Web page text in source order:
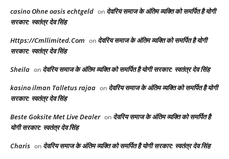
casino Ohne oasis echtgeld on देवरिय समाज के अंतिम व्यक्ति को समर्पित है योगी
सरकार: स्वतंत्र देव सिंह
Https://Cmllimited.Com on देवरिय समाज के अंतिम व्यक्ति को समर्पित है योगी
सरकार: स्वतंत्र देव सिंह
Sheila on देवरिय समाज के अंतिम व्यक्ति को समर्पित है योगी सरकार: स्वतंत्र देव सिंह
kasino ilman Talletus rajaa on देवरिय समाज के अंतिम व्यक्ति को समर्पित है योगी
सरकार: स्वतंत्र देव सिंह
Beste Goksite Met Live Dealer on देवरिय समाज के अंतिम व्यक्ति को समर्पित है
योगी सरकार: स्वतंत्र देव सिंह
Charis on देवरिय समाज के अंतिम व्यक्ति को समर्पित है योगी सरकार: स्वतंत्र देव सिंह